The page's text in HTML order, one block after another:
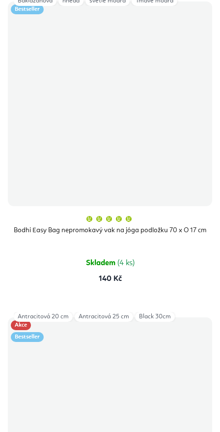
Bestseller
Bodhi Easy Bag nepromokavý vak na jóga podložku 70 x O 17 cm
produktu
je
hvězdiček.
Skladem (4 ks)
140 Kč
Akce
Bestseller
Antracitová 20 cm Antracitová 25 cm Black 30cm